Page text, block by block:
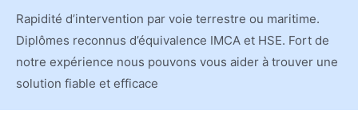
Rapidité d’intervention par voie terrestre ou maritime.
Diplômes reconnus d’équivalence IMCA et HSE. Fort de
notre expérience nous pouvons vous aider à trouver une
solution fiable et efficace